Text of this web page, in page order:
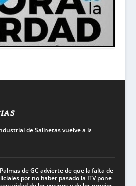
de Salinetas vuelve a la
Palmas de GC advierte de que la falta de
por no haber pasado la ITV pone